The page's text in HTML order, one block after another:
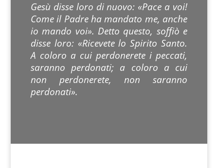
Gesù disse loro di nuovo: «Pace a voi!
Come il Padre ha mandato me, anche
io mando voi». Detto questo, soffiò e
disse loro: «Ricevete lo Spirito Santo.
A coloro a cui perdonerete i peccati,
saranno perdonati; a coloro a cui
non perdonerete, non saranno
perdonati».